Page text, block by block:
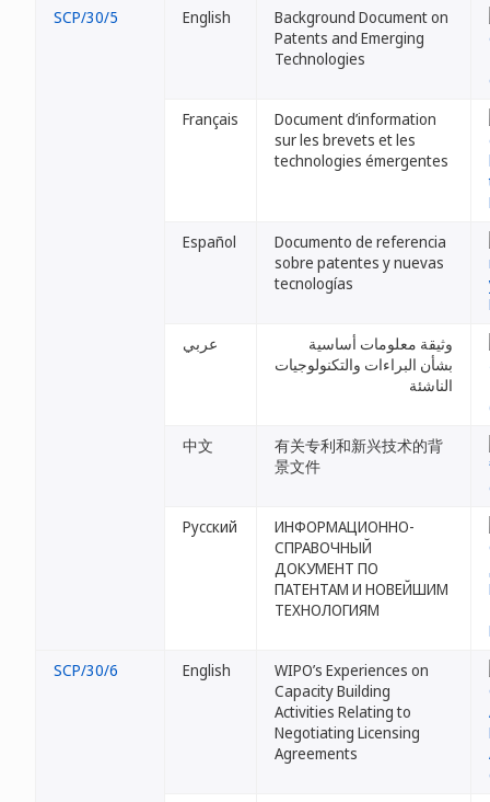
SCP/30/5 English
Background Document on
Patents and Emerging
Technologies
Français
Document d’information
sur les brevets et les
technologies émergentes
Español
Documento de referencia
sobre patentes y nuevas
tecnologías
عربي
وثيقة معلومات أساسية
بشأن البراءات والتكنولوجيات
الناشئة
中文
有关专利和新兴技术的背
景文件
Русский
ИНФОРМАЦИОННО-
СПРАВОЧНЫЙ
ДОКУМЕНТ ПО
ПАТЕНТАМ И НОВЕЙШИМ
ТЕХНОЛОГИЯМ
SCP/30/6 English
WIPO’s Experiences on
Capacity Building
Activities Relating to
Negotiating Licensing
Agreements